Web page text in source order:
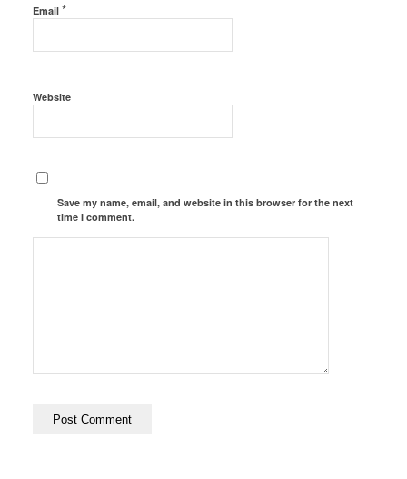
Email *
Website
Save my name, email, and website in this browser for the next
time I comment.